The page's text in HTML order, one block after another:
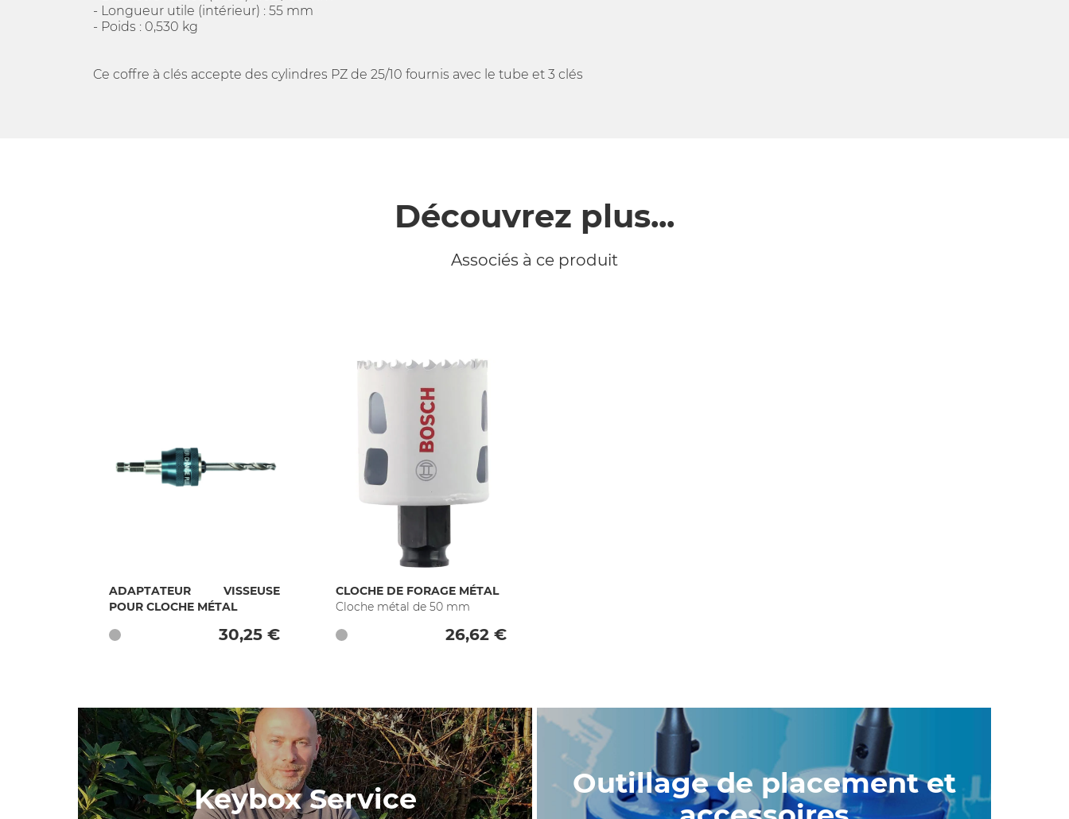
- Longueur utile (intérieur) : 55 mm
- Poids : 0,530 kg
Ce coffre à clés accepte des cylindres PZ de 25/10 fournis avec le tube et 3 clés
Découvrez plus...
Associés à ce produit
ADAPTATEUR VISSEUSE
POUR CLOCHE MÉTAL
30,25 €
CLOCHE DE FORAGE MÉTAL
Cloche métal de 50 mm
26,62 €
Keybox Service
Outillage de placement et